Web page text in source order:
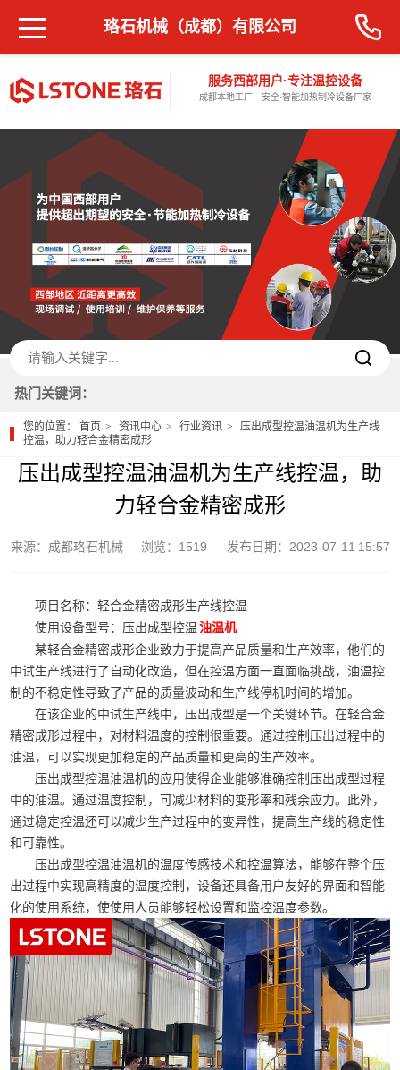
服务西部用户·专注温控设备
成都本地工厂—安全·智能加热制冷设备厂家
珞石机械（成都）有限公司
热门关键词：
您的位置：首页 资讯中心 行业资讯
压出成型控温油温机为生产线
控温，助力轻合金精密成形
压出成型控温油温机为生产线控温，助
力轻合金精密成形
来源：成都珞石机械 浏览：1519 发布日期：2023-07-11 15:57
项目名称：轻合金精密成形生产线控温
使用设备型号：压出成型控温 油温机
某轻合金精密成形企业致力于提高产品质量和生产效率，他们的
中试生产线进行了自动化改造，但在控温方面一直面临挑战，油温控
制的不稳定性导致了产品的质量波动和生产线停机时间的增加。
在该企业的中试生产线中，压出成型是一个关键环节。在轻合金
精密成形过程中，对材料温度的控制很重要。通过控制压出过程中的
油温，可以实现更加稳定的产品质量和更高的生产效率。
压出成型控温油温机的应用使得企业能够准确控制压出成型过程
中的油温。通过温度控制，可减少材料的变形率和残余应力。此外，
通过稳定控温还可以减少生产过程中的变异性，提高生产线的稳定性
和可靠性。
压出成型控温油温机的温度传感技术和控温算法，能够在整个压
出过程中实现高精度的温度控制，设备还具备用户友好的界面和智能
化的使用系统，使使用人员能够轻松设置和监控温度参数。